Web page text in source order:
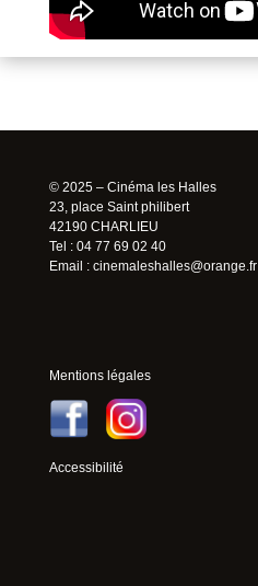
© 2025 – Cinéma les Halles
23, place Saint philibert
42190 CHARLIEU
Tel : 04 77 69 02 40
Email : cinemaleshalles@orange.fr
Mentions légales
Accessibilité